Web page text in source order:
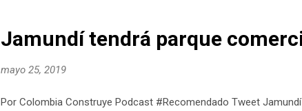
Jamundí tendrá parque
mayo 25, 2019
Por Colombia Construye Podcast #Recomendado Tweet